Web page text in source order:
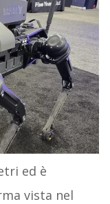
ed è
vista nel